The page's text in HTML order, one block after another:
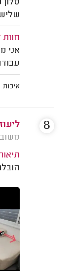
אני
איכות
משוב: 04/04/
8